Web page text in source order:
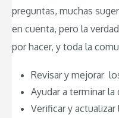
preguntas, muchas
en cuenta, pero la
por hacer, y toda la
Revisar y mejorar
Ayudar a terminar
Verificar y